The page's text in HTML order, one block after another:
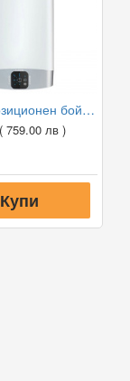
Мултипозиционен бойлер Ariston VELIS EVO 50 EU V/H
( 759.00 лв )
Купи